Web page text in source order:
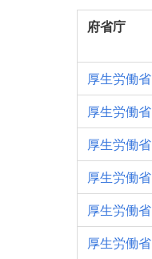
府省庁
厚生労働省
厚生労働省
厚生労働省
厚生労働省
厚生労働省
厚生労働省